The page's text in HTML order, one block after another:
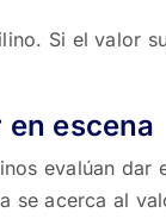
Si el valor
escena
evalúan dar
se acerca al